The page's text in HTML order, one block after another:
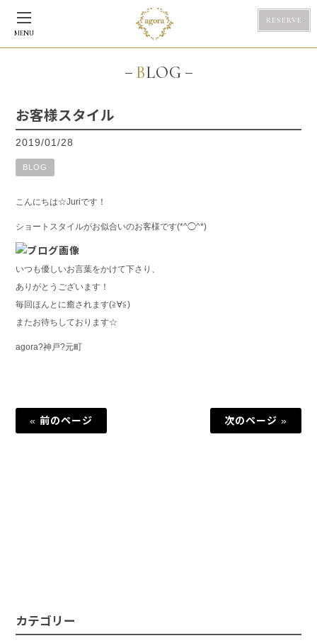
MENU
RESERVE
BLOG
お客様スタイル
2019/01/28
BLOG
こんにちは☆Juriです！
ショートスタイルがお似合いのお客様です(*^◯^*)
いつも優しいお言葉をかけて下さり、
ありがとうございます！
毎回ほんとに癒されます(≧∀≦)
またお待ちしております☆
agora?神戸?元町
« 前のページ 次のページ »
カテゴリー